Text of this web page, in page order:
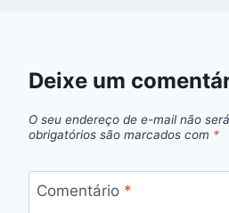
Deixe um
O seu endereço de e-mail não
obrigatórios são marcados com *
Comentário *